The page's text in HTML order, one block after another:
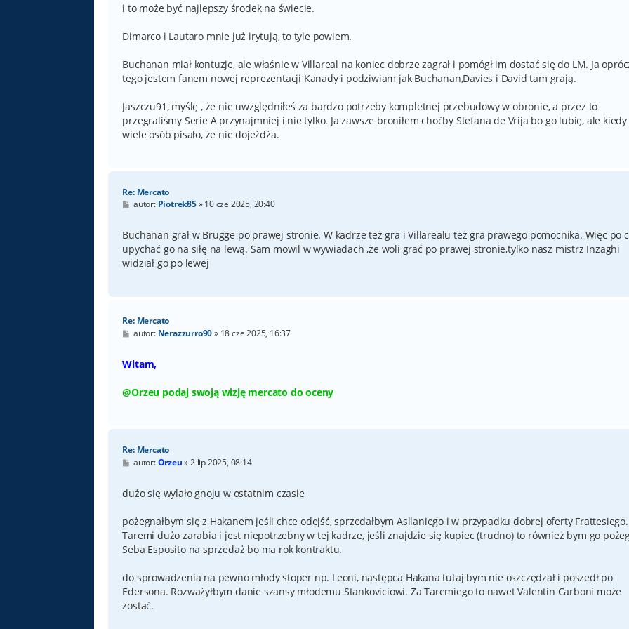
i to może być najlepszy środek na świecie.
Dimarco i Lautaro mnie już irytują, to tyle powiem.
Buchanan miał kontuzje, ale właśnie w Villareal na koniec dobrze zagrał i pomógł im dostać się do LM. Ja
tego jestem fanem nowej reprezentacji Kanady i podziwiam jak Buchanan,Davies i David tam grają.
Jaszczu91, myślę , że nie uwzględniłeś za bardzo potrzeby kompletnej przebudowy w obronie, a przez to
przegraliśmy Serie A przynajmniej i nie tylko. Ja zawsze broniłem choćby Stefana de Vrija bo go lubię, ale kiedy
wiele osób pisało, że nie dojeżdża.
Re: Mercato
P
t
autor: Piotrek85»10 cze 2025, 20:40
Buchanan grał w Brugge po prawej stronie. W kadrze też gra i Villarealu też gra prawego pomocnika. Więc po
upychać go na siłę na lewą. Sam mowil w wywiadach ,że woli grać po prawej stronie,tylko nasz mistrz Inzaghi
widział go po lewej
Re: Mercato
P
t
autor: Nerazzurro90» 18 cze 2025, 16:37
Witam,
@Orzeu podaj swoją wizję mercato do oceny
Re: Mercato
P
t
autor:Orzeu»2 lip 2025, 08:14
dużo się wylało gnoju w ostatnim czasie
pożegnałbym się z Hakanem jeśli chce odejść, sprzedałbym Asllaniego i w przypadku dobrej oferty Frattesiego.
Taremi dużo zarabia i jest niepotrzebny w tej kadrze, jeśli znajdzie się kupiec (trudno) to również bym go
Seba Esposito na sprzedaż bo ma rok kontraktu.
do sprowadzenia na pewno młody stoper np. Leoni, następca Hakana tutaj bym nie oszczędzał i poszedł po
Edersona. Rozważyłbym danie szansy młodemu Stankoviciowi. Za Taremiego to nawet Valentin Carboni może
zostać.